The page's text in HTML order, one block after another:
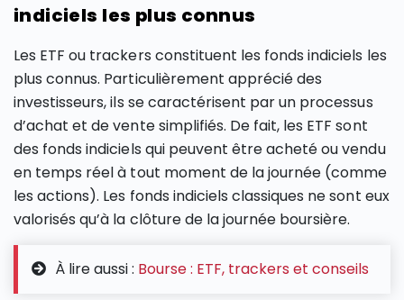
indiciels les plus connus
Les ETF ou trackers constituent les fonds indiciels les
plus connus. Particulièrement apprécié des
investisseurs, ils se caractérisent par un processus
d’achat et de vente simplifiés. De fait, les ETF sont
des fonds indiciels qui peuvent être acheté ou vendu
en temps réel à tout moment de la journée (comme
les actions). Les fonds indiciels classiques ne sont eux
valorisés qu’à la clôture de la journée boursière.
À lire aussi : Bourse : ETF, trackers et conseils